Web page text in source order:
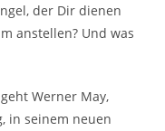
der Dir dienen
anstellen? Und was
Werner May,
in seinem neuen